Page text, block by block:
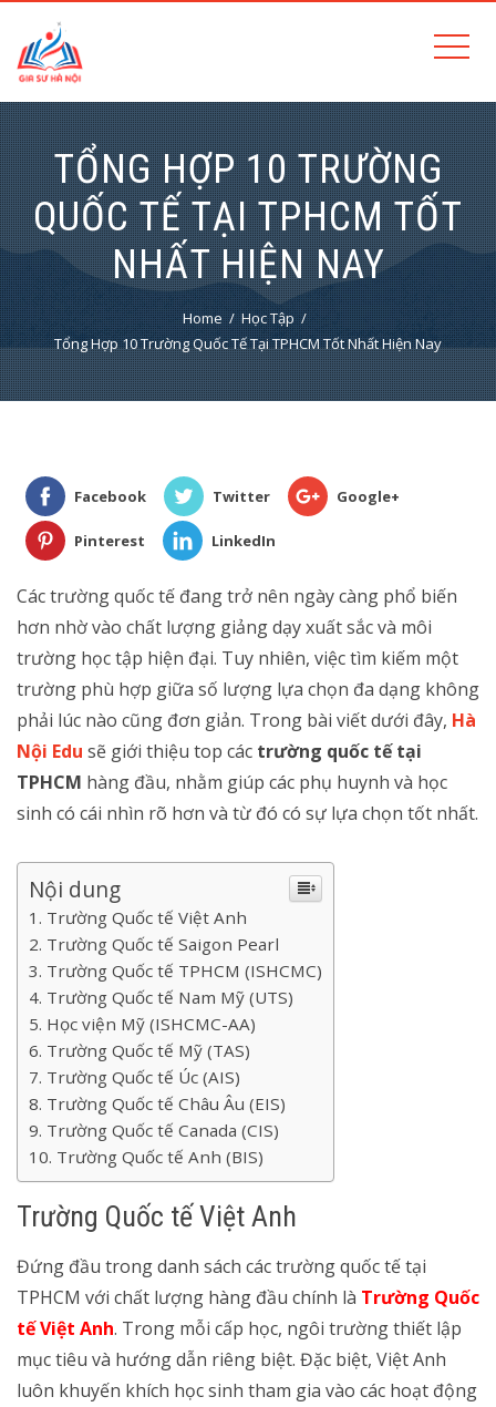
TỔNG HỢP 10 TRƯỜNG
QUỐC TẾ TẠI TPHCM TỐT
NHẤT HIỆN NAY
Home
Học Tập
Tổng Hợp 10 Trường Quốc Tế Tại TPHCM Tốt Nhất Hiện Nay
Facebook Twitter Google+
Pinterest LinkedIn
Các trường quốc tế đang trở nên ngày càng phổ biến
hơn nhờ vào chất lượng giảng dạy xuất sắc và môi
trường học tập hiện đại. Tuy nhiên, việc tìm kiếm một
trường phù hợp giữa số lượng lựa chọn đa dạng không
phải lúc nào cũng đơn giản. Trong bài viết dưới đây, Hà
Nội Edu sẽ giới thiệu top các trường quốc tế tại
TPHCM hàng đầu, nhằm giúp các phụ huynh và học
sinh có cái nhìn rõ hơn và từ đó có sự lựa chọn tốt nhất.
Nội dung
Trường Quốc tế Việt Anh
Trường Quốc tế Saigon Pearl
Trường Quốc tế TPHCM (ISHCMC)
Trường Quốc tế Nam Mỹ (UTS)
Học viện Mỹ (ISHCMC-AA)
Trường Quốc tế Mỹ (TAS)
Trường Quốc tế Úc (AIS)
Trường Quốc tế Châu Âu (EIS)
Trường Quốc tế Canada (CIS)
Trường Quốc tế Anh (BIS)
Trường Quốc tế Việt Anh
Đứng đầu trong danh sách các trường quốc tế tại
TPHCM với chất lượng hàng đầu chính là Trường Quốc
tế Việt Anh. Trong mỗi cấp học, ngôi trường thiết lập
mục tiêu và hướng dẫn riêng biệt. Đặc biệt, Việt Anh
luôn khuyến khích học sinh tham gia vào các hoạt động